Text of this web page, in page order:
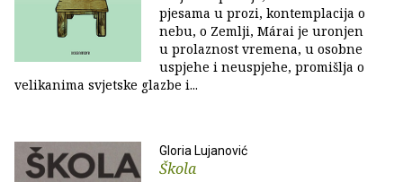
pjesama u prozi, kontemplacija o
nebu, o Zemlji, Márai je uronjen
u prolaznost vremena, u osobne
uspjehe i neuspjehe, promišlja o
velikanima svjetske glazbe i...
Gloria Lujanović
Škola